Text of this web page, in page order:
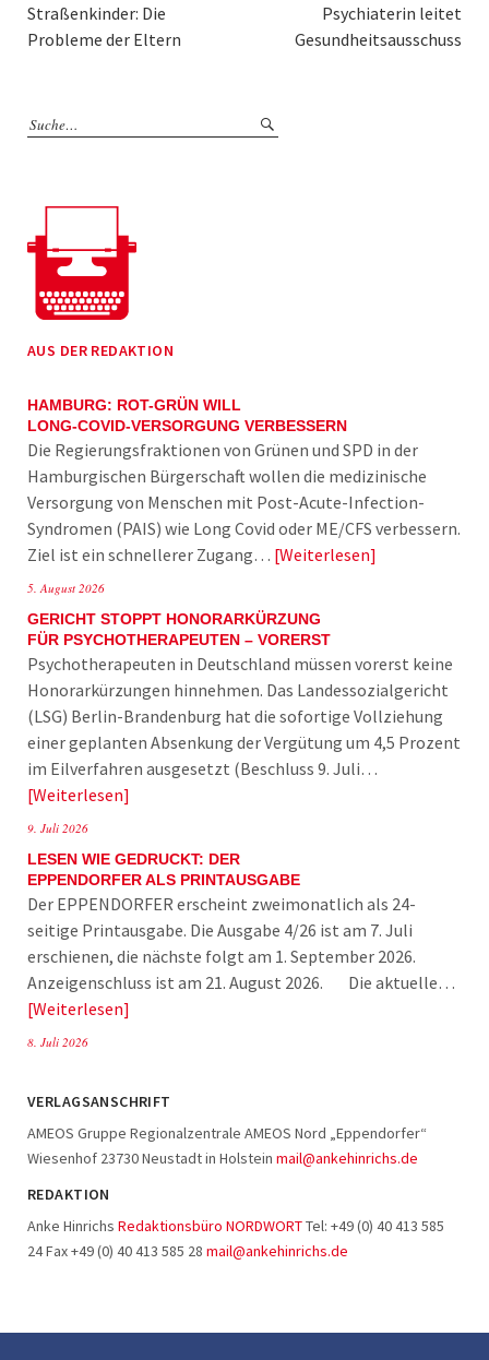
Straßenkinder: Die
Probleme der Eltern
Psychiaterin leitet
Gesundheitsausschuss
AUS DER REDAKTION
HAMBURG: ROT-GRÜN WILL
LONG-COVID-VERSORGUNG VERBESSERN
Die Regierungsfraktionen von Grünen und SPD in der
Hamburgischen Bürgerschaft wollen die medizinische
Versorgung von Menschen mit Post-Acute-Infection-
Syndromen (PAIS) wie Long Covid oder ME/CFS verbessern.
Ziel ist ein schnellerer Zugang… Weiterlesen
5. August 2026
GERICHT STOPPT HONORARKÜRZUNG
FÜR PSYCHOTHERAPEUTEN – VORERST
Psychotherapeuten in Deutschland müssen vorerst keine
Honorarkürzungen hinnehmen. Das Landessozialgericht
(LSG) Berlin-Brandenburg hat die sofortige Vollziehung
einer geplanten Absenkung der Vergütung um 4,5 Prozent
im Eilverfahren ausgesetzt (Beschluss 9. Juli…
Weiterlesen
9. Juli 2026
LESEN WIE GEDRUCKT: DER
EPPENDORFER ALS PRINTAUSGABE
Der EPPENDORFER erscheint zweimonatlich als 24-
seitige Printausgabe. Die Ausgabe 4/26 ist am 7. Juli
erschienen, die nächste folgt am 1. September 2026.
Anzeigenschluss ist am 21. August 2026. Die aktuelle…
Weiterlesen
8. Juli 2026
VERLAGSANSCHRIFT
AMEOS Gruppe Regionalzentrale AMEOS Nord „Eppendorfer“
Wiesenhof 23730 Neustadt in Holstein mail@ankehinrichs.de
REDAKTION
Anke Hinrichs Redaktionsbüro NORDWORTTel: +49 (0) 40 413 585
24 Fax +49 (0) 40 413 585 28 mail@ankehinrichs.de